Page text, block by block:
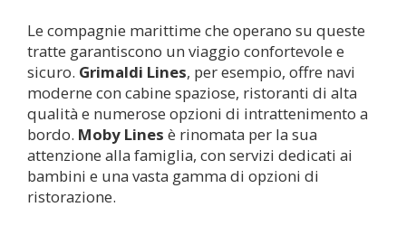
Le compagnie marittime che operano su queste
tratte garantiscono un viaggio confortevole e
sicuro. Grimaldi Lines, per esempio, offre navi
moderne con cabine spaziose, ristoranti di alta
qualità e numerose opzioni di intrattenimento a
bordo. Moby Lines è rinomata per la sua
attenzione alla famiglia, con servizi dedicati ai
bambini e una vasta gamma di opzioni di
ristorazione.